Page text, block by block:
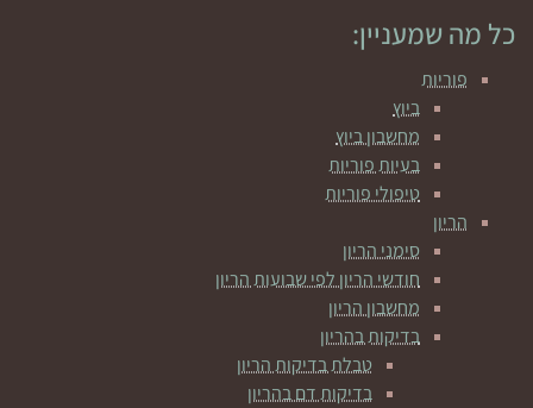
כל מה שמעניין:
פוריות
ביוץ
מחשבון ביוץ
בעיות פוריות
טיפולי פוריות
הריון
סימני הריון
חודשי הריון לפי שבועות הריון
מחשבון הריון
בדיקות בהריון
טבלת בדיקות הריון
בדיקות דם בהריון